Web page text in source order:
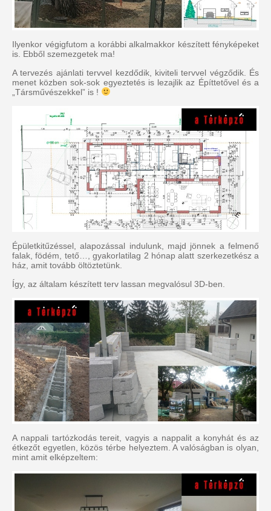
Ilyenkor végigfutom a korábbi alkalmakkor készített fényképeket
is. Ebből szemezgetek ma!
A tervezés ajánlati tervvel kezdődik, kiviteli tervvel végződik. És
menet közben sok-sok egyeztetés is lezajlik az Építtetővel és a
„Társművészekkel” is !
Épületkitűzéssel, alapozással indulunk, majd jönnek a felmenő
falak, födém, tető…, gyakorlatilag 2 hónap alatt szerkezetkész a
ház, amit tovább öltöztetünk.
Így, az általam készített terv lassan megvalósul 3D-ben.
A nappali tartózkodás tereit, vagyis a nappalit a konyhát és az
étkezőt egyetlen, közös térbe helyeztem. A valóságban is olyan,
mint amit elképzeltem: